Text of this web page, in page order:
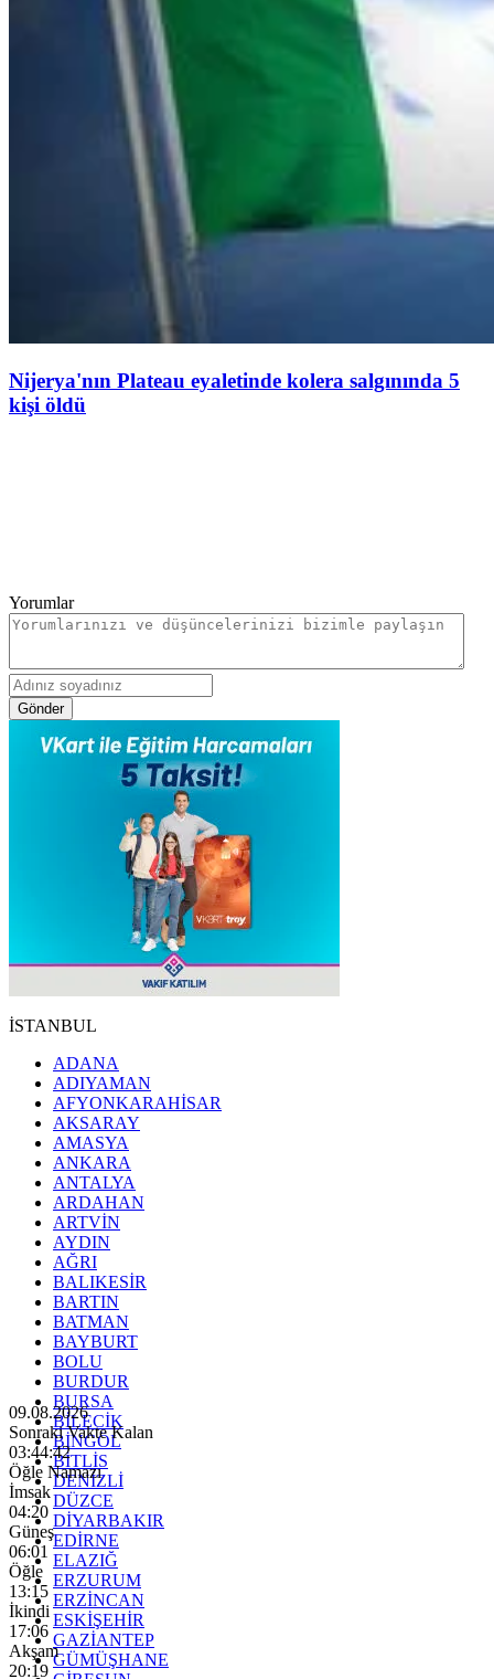
Nijerya'nın Plateau eyaletinde kolera salgınında 5
kişi öldü
Yorumlar
Gönder
İSTANBUL
ADANA
ADIYAMAN
AFYONKARAHİSAR
AKSARAY
AMASYA
ANKARA
ANTALYA
ARDAHAN
ARTVİN
AYDIN
AĞRI
BALIKESİR
BARTIN
BATMAN
BAYBURT
BOLU
BURDUR
BURSA
BİLECİK
BİNGÖL
BİTLİS
DENİZLİ
DÜZCE
DİYARBAKIR
EDİRNE
ELAZIĞ
ERZURUM
ERZİNCAN
ESKİŞEHİR
GAZİANTEP
GÜMÜŞHANE
09.08.2026
Sonraki Vakte Kalan
03:44:40
Öğle Namazı
İmsak
04:20
Güneş
06:01
Öğle
13:15
İkindi
17:06
Akşam
20:19